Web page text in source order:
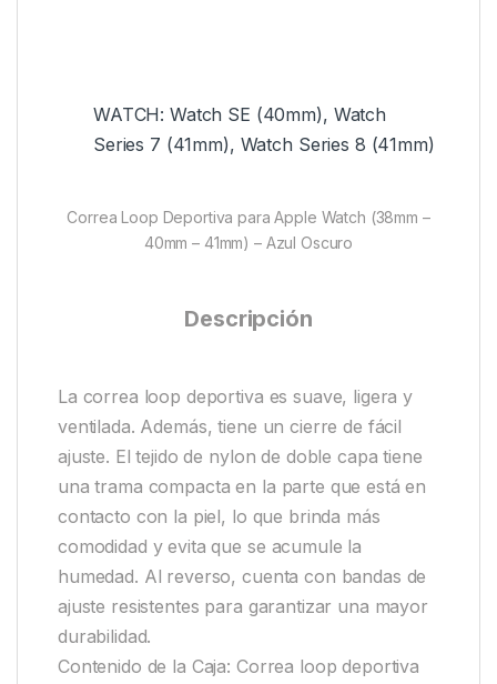
WATCH: Watch SE (40mm), Watch
Series 7 (41mm), Watch Series 8 (41mm)
Correa Loop Deportiva para Apple Watch (38mm –
40mm – 41mm) – Azul Oscuro
Descripción
La correa loop deportiva es suave, ligera y
ventilada. Además, tiene un cierre de fácil
ajuste. El tejido de nylon de doble capa tiene
una trama compacta en la parte que está en
contacto con la piel, lo que brinda más
comodidad y evita que se acumule la
humedad. Al reverso, cuenta con bandas de
ajuste resistentes para garantizar una mayor
durabilidad.
Contenido de la Caja: Correa loop deportiva